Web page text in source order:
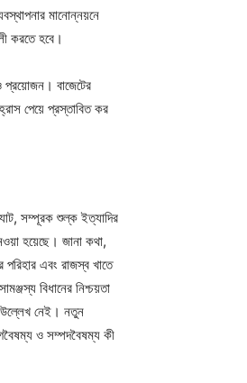
মানোন্নয়নে
করতে হবে।
প্রয়োজন। বাজেটের
পেয়ে প্রস্তাবিত কর
সম্পূরক শুল্ক ইত্যাদির
হয়েছে। জানা কথা,
এবং রাজস্ব খাতে
বিধানের নিশ্চয়তা
উল্লেখ নেই। নতুন
ও সম্পদবৈষম্য কী